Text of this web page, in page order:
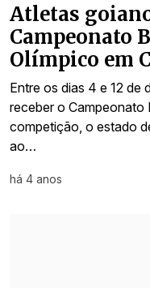
Atletas
Campeonato
Olímpico em
Entre os dias 4 e 12 de
receber o Campeonato
competição, o estado
ao…
há 4 anos